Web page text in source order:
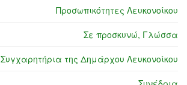
Προσωπικότητες Λευκονοίκου
Σε προσκυνώ, Γλώσσα
Συγχαρητήρια της Δημάρχου Λευκονοίκου